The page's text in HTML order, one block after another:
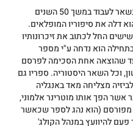
במקום זה הוא נשאר לעבוד במשך 50 השנים
דלה את סיפוריו המופלאים.
החל לכתוב את זיכרונותיו
הוא נדחה ע"י מספר
שהוצאה אחת הסכימה לפרסם
וכל השאר היסטוריה. ספריו גם
מצליחה מאד באנגליה
אשר הפך אותו מוטרינר אלמוני,
מפורסם (הוא נהג לספר שכאשר
פעם להיוועץ במנהל הקולג'